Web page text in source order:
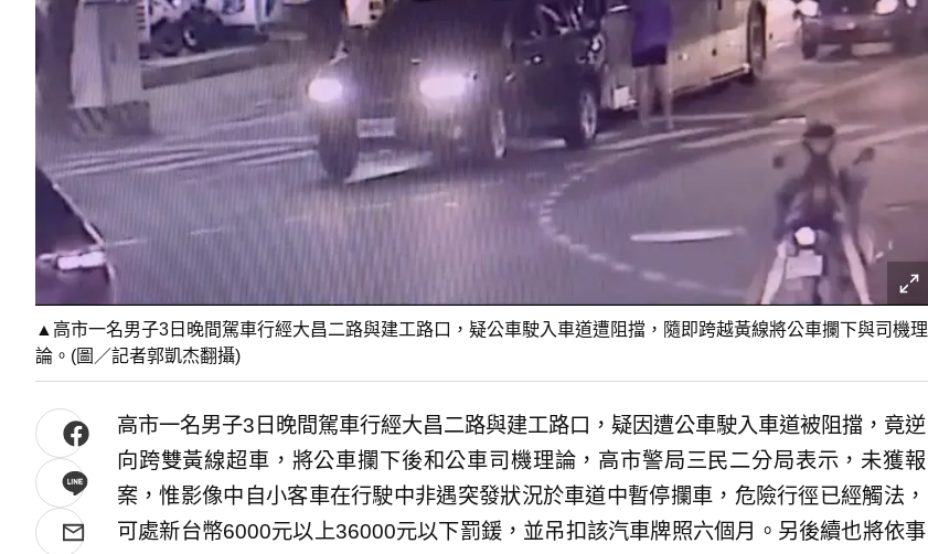
▲高市一名男子3日晚間駕車行經大昌二路與建工路口，疑公車駛入車道遭阻擋，隨即跨越黃線將公車攔下與司機理
論。(圖／記者郭凱杰翻攝)
高市一名男子3日晚間駕車行經大昌二路與建工路口，疑因遭公車駛入車道被阻擋，竟逆
向跨雙黃線超車，將公車攔下後和公車司機理論，高市警局三民二分局表示，未獲報
案，惟影像中自小客車在行駛中非遇突發狀況於車道中暫停攔車，危險行徑已經觸法，
可處新台幣6000元以上36000元以下罰鍰，並吊扣該汽車牌照六個月。另後續也將依事